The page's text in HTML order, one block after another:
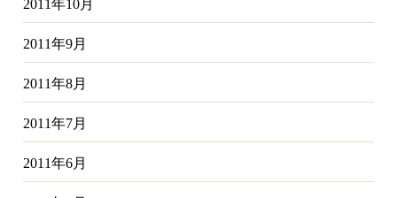
2011年10月
2011年9月
2011年8月
2011年7月
2011年6月